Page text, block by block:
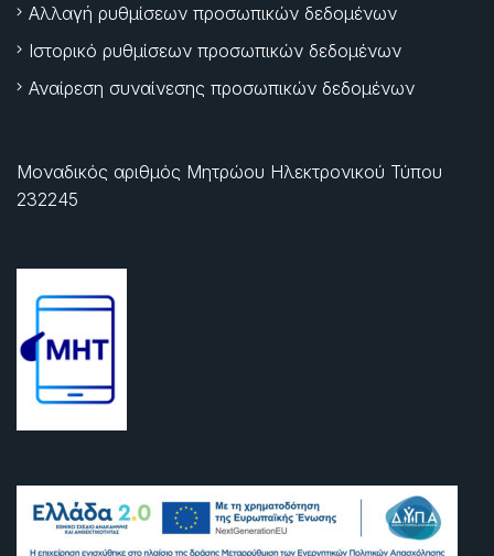
Αλλαγή ρυθμίσεων προσωπικών δεδομένων
Ιστορικό ρυθμίσεων προσωπικών δεδομένων
Αναίρεση συναίνεσης προσωπικών δεδομένων
Μοναδικός αριθμός Μητρώου Ηλεκτρονικού Τύπου
232245